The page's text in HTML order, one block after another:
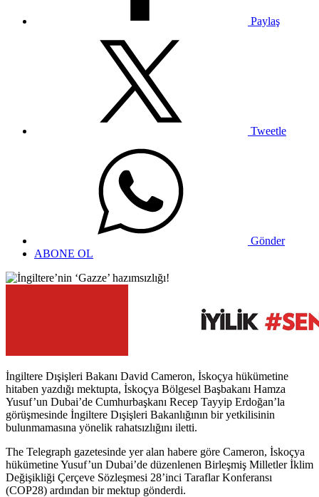
Paylaş
Tweetle
Gönder
ABONE OL
İngiltere Dışişleri Bakanı David Cameron, İskoçya hükümetine
hitaben yazdığı mektupta, İskoçya Bölgesel Başbakanı Hamza
Yusuf’un Dubai’de Cumhurbaşkanı Recep Tayyip Erdoğan’la
görüşmesinde İngiltere Dışişleri Bakanlığının bir yetkilisinin
bulunmamasına yönelik rahatsızlığını iletti.
The Telegraph gazetesinde yer alan habere göre Cameron, İskoçya
hükümetine Yusuf’un Dubai’de düzenlenen Birleşmiş Milletler İklim
Değişikliği Çerçeve Sözleşmesi 28’inci Taraflar Konferansı
(COP28) ardından bir mektup gönderdi.